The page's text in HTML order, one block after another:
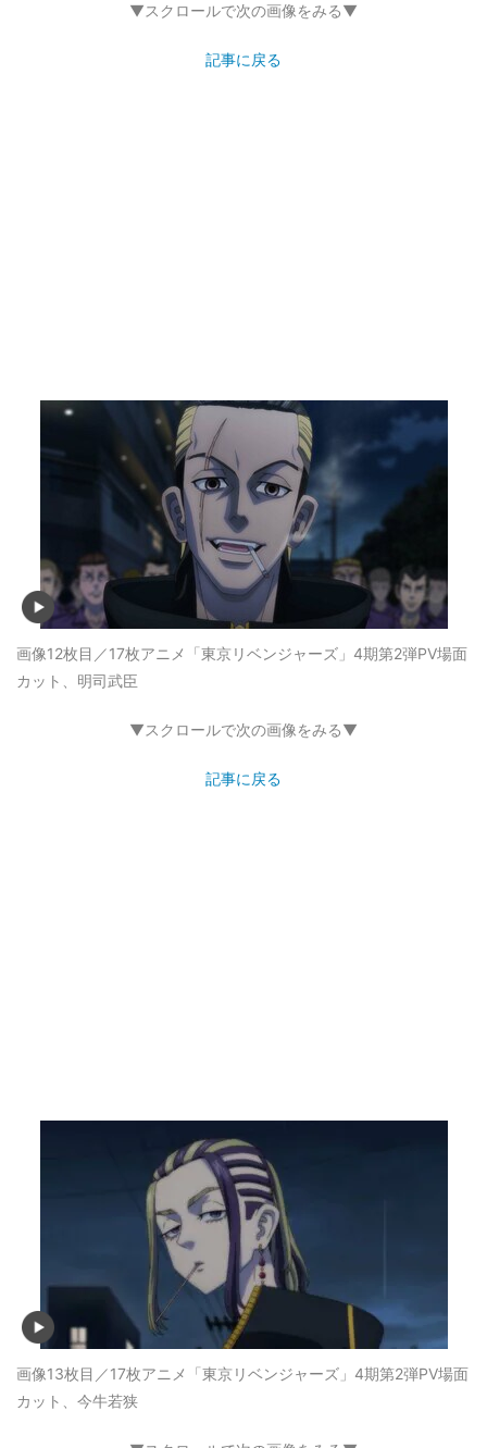
▼スクロールで次の画像をみる▼
記事に戻る
画像12枚目／17枚アニメ「東京リベンジャーズ」4期第2弾PV場面
カット、明司武臣
▼スクロールで次の画像をみる▼
記事に戻る
画像13枚目／17枚アニメ「東京リベンジャーズ」4期第2弾PV場面
カット、今牛若狭